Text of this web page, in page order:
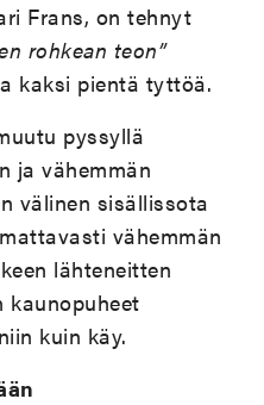
Frans, on tehnyt
rohkean teon”
kaksi pientä tyttöä.
pyssyllä
ja vähemmän
välinen sisällissota
vähemmän
lähteneitten
kuin käy.